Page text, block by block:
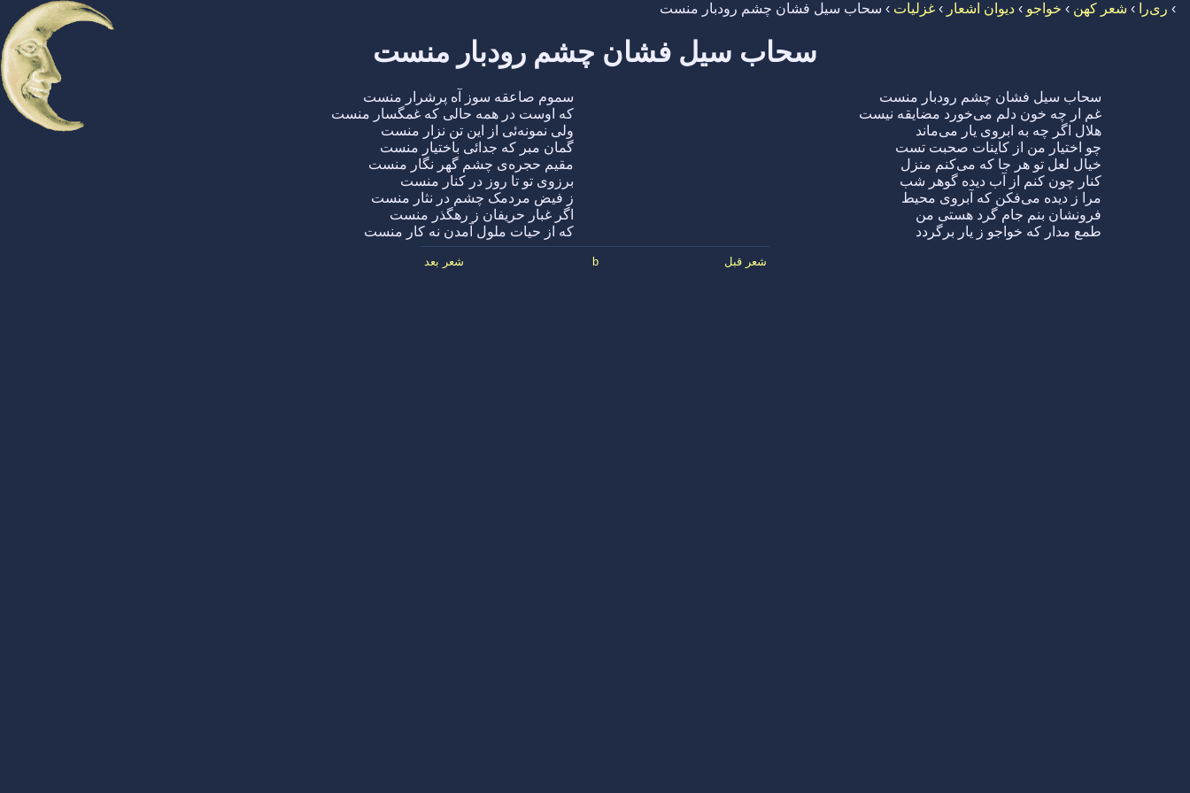
› ری‌را › شعر کهن › خواجو › دیوان اشعار › غزلیات › سحاب سیل فشان چشم رودبار منست
سحاب سیل فشان چشم رودبار منست
سحاب سیل فشان چشم رودبار منست
سموم صاعقه سوز آه پرشرار منست
غم ار چه خون دلم می‌خورد مضایقه نیست
که اوست در همه حالی که غمگسار منست
هلال اگر چه به ابروی یار می‌ماند
ولی نمونه‌ئی از این تن نزار منست
چو اختیار من از کاینات صحبت تست
گمان مبر که جدائی باختیار منست
خیال لعل تو هر جا که می‌کنم منزل
مقیم حجره‌ی چشم گهر نگار منست
کنار چون کنم از آب دیده گوهر شب
برزوی تو تا روز در کنار منست
مرا ز دیده می‌فکن که آبروی محیط
ز فیض مردمک چشم در نثار منست
فرونشان بنم جام گرد هستی من
اگر غبار حریفان ز رهگذر منست
طمع مدار که خواجو ز یار برگردد
که از حیات ملول آمدن نه کار منست
شعر قبل b شعر بعد